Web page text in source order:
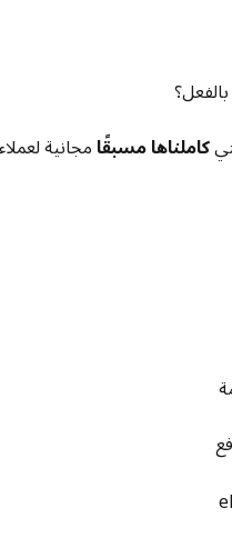
كاملناها مسبقًامجانية